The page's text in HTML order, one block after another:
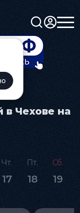
в Чехове на
Чт.
17
Пт.
18
Сб.
19